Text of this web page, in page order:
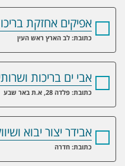
אפיקים אחזקת
כתובת: לב הארץ ראש העין
אבי ים בריכות
כתובת: פלדה 28, א.ת באר שבע
אבידר יצור יבוא
כתובת: ‏חדרה‏